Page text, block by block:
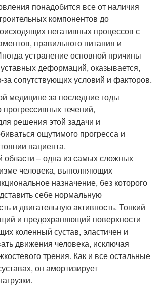
понадобится все от наличия
компонентов до
негативных процессов с
правильного питания и
устранение основной причины
деформаций, оказывается,
сопутствующих условий и факторов.
медицине за последние годы
течений,
решения этой задачи и
ощутимого прогресса и
пациента.
– одна из самых сложных
человека, выполняющих
назначение, без которого
себе нормальную
и двигательную активность. Тонкий
и предохраняющий поверхности
коленный сустав, эластичен и
движения человека, исключая
трения. Как и все остальные
он амортизирует